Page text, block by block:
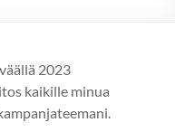
2023
kaikille minua